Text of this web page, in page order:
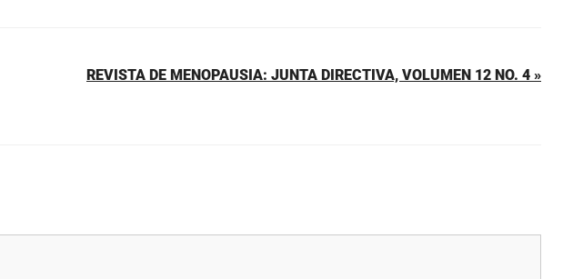
REVISTA DE MENOPAUSIA: JUNTA DIRECTIVA, VOLUMEN 12 NO. 4 »